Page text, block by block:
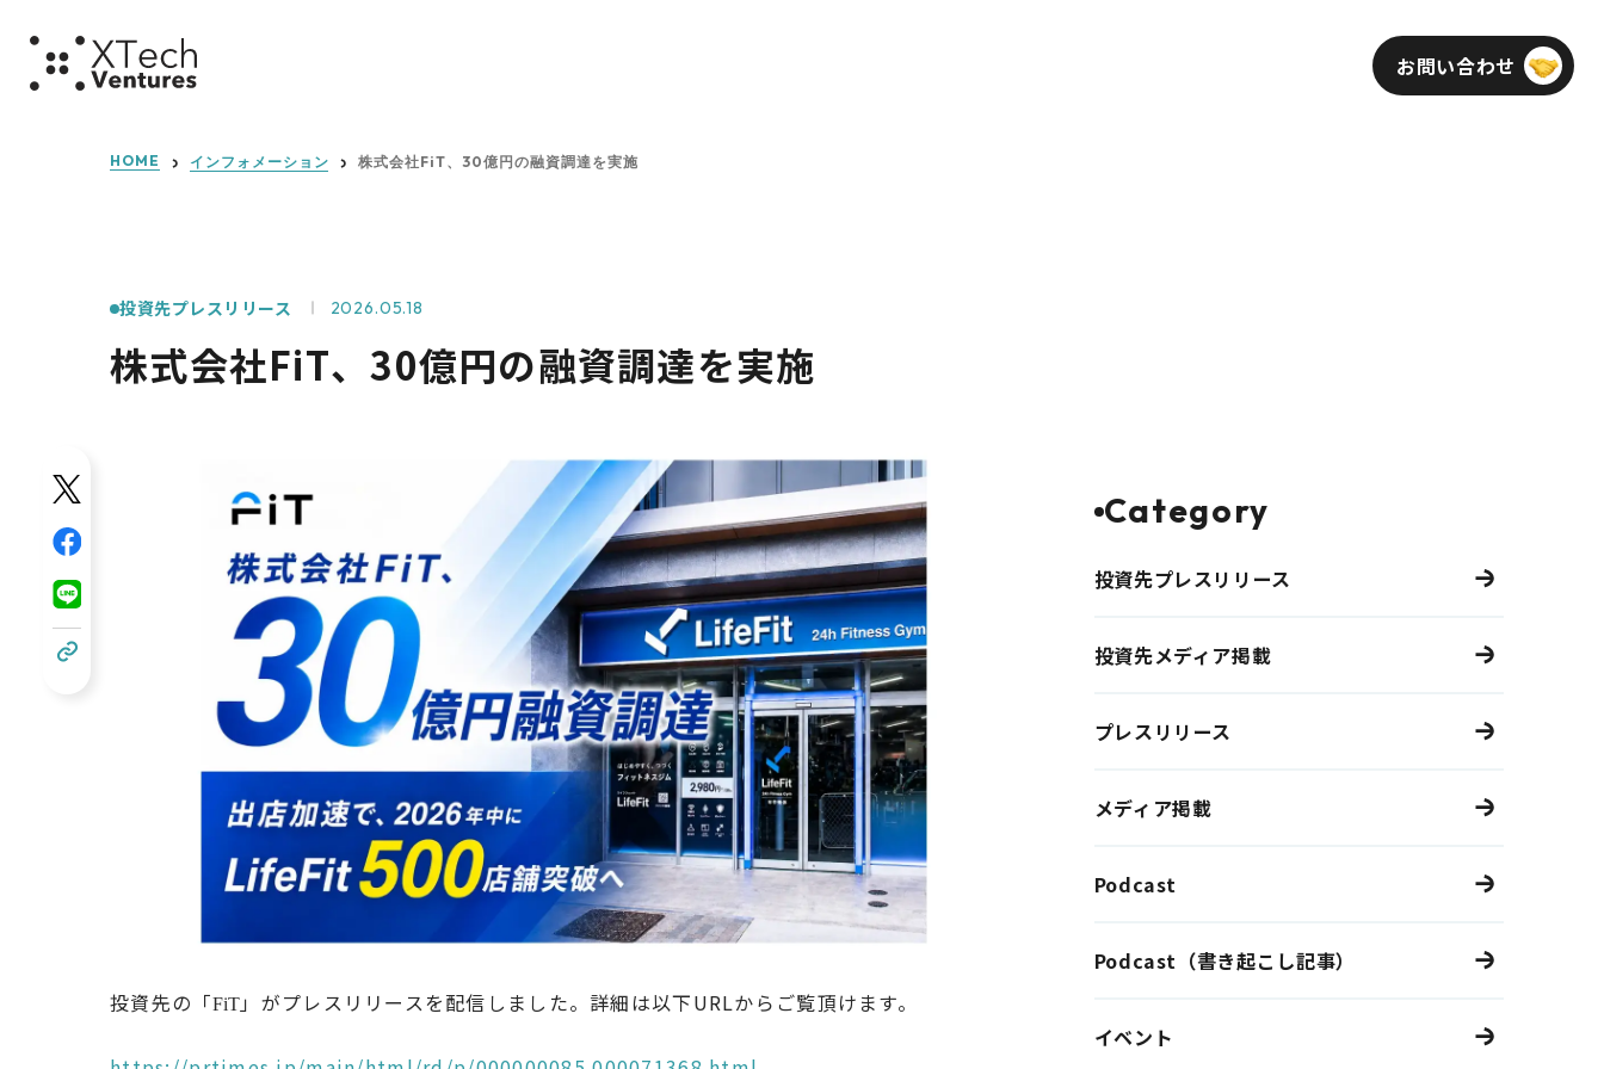
お問い合わせ
HOME インフォメーション 株式会社FiT、30億円の融資調達を実施
投資先プレスリリース 2026.05.18
株式会社FiT、30億円の融資調達を実施
投資先の「FiT」がプレスリリースを配信しました。詳細は以下URLからご覧頂けます。
Category
投資先プレスリリース
投資先メディア掲載
プレスリリース
メディア掲載
Podcast
Podcast（書き起こし記事）
イベント